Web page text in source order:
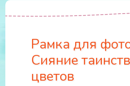
Рамка для
Сияние
цветов